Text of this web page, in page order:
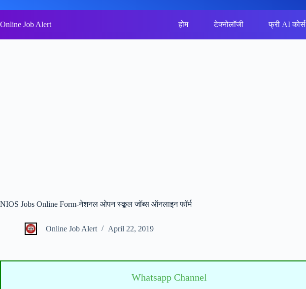
to
content
Online Job Alert होम टेक्नोलॉजी फ्री AI कोर्स
NIOS Jobs Online Form-नेशनल ओपन स्कूल जॉब्स ऑनलाइन फॉर्म
Online Job Alert April 22, 2019
Whatsapp Channel